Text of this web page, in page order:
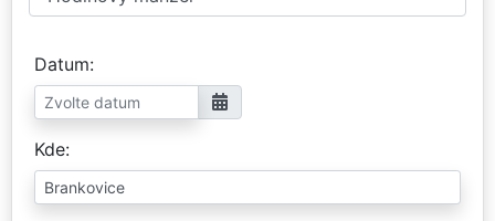
Datum
Kde